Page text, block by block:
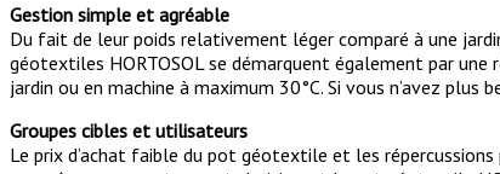
Gestion simple et agréable
Du fait de leur poids relativement léger comparé à une
géotextiles HORTOSOL se démarquent également par une
jardin ou en machine à maximum 30°C. Si vous n’avez
Groupes cibles et utilisateurs
Le prix d’achat faible du pot géotextile et les